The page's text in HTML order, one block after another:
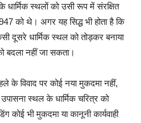
धार्मिक स्थलों को उसी रूप में संरक्षित
को थे। अगर यह सिद्ध भी होता है क‍ि
दूसरे धार्मिक स्थल को तोड़कर बनाया
बदला नहीं जा सकता।
के विवाद पर कोई नया मुकदमा नहीं,
स्थल के धार्मिक चरित्र को
भी मुकदमा या कानूनी कार्यवाही